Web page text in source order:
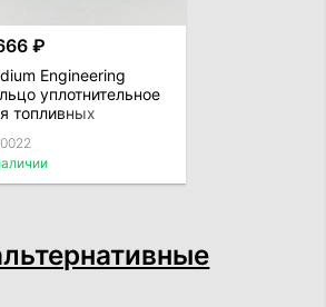
₽
Engineering
уплотнительное
топливных